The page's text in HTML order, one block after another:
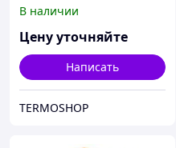
В наличии
Цену уточняйте
Написать
TERMOSHOP